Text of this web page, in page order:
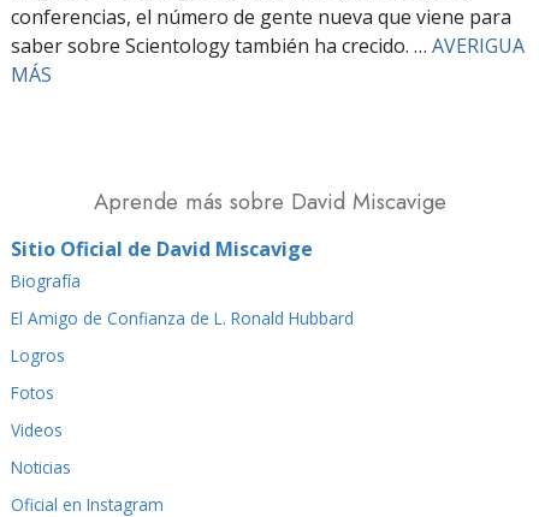
conferencias, el número de gente nueva que viene para
saber sobre Scientology también ha crecido. … AVERIGUA
MÁS
Aprende más sobre David Miscavige
Sitio Oficial de David Miscavige
Biografía
El Amigo de Confianza de L. Ronald Hubbard
Logros
Fotos
Videos
Noticias
Oficial en Instagram